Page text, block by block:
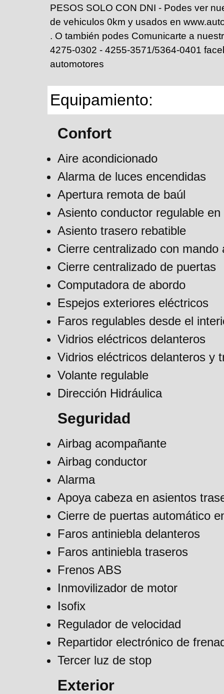
PESOS SOLO CON DNI - Podes ver
de vehiculos 0km y usados en
. O también podes Comunicarte a
4275-0302 - 4255-3571/5364-0401
automotores
Equipamiento:
Confort
Aire acondicionado
Alarma de luces encendidas
Apertura remota de baúl
Asiento conductor regulable en
Asiento trasero rebatible
Cierre centralizado con mando
Cierre centralizado de puertas
Computadora de abordo
Espejos exteriores eléctricos
Faros regulables desde el
Vidrios eléctricos delanteros
Vidrios eléctricos delanteros y
Volante regulable
Dirección Hidráulica
Seguridad
Airbag acompañante
Airbag conductor
Alarma
Apoya cabeza en asientos
Cierre de puertas automático
Faros antiniebla delanteros
Faros antiniebla traseros
Frenos ABS
Inmovilizador de motor
Isofix
Regulador de velocidad
Repartidor electrónico de
Tercer luz de stop
Exterior